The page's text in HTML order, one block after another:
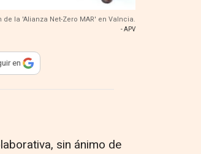
la 'Alianza Net-Zero MAR' en Valncia.
- APV
para compartir
en
sin ánimo de